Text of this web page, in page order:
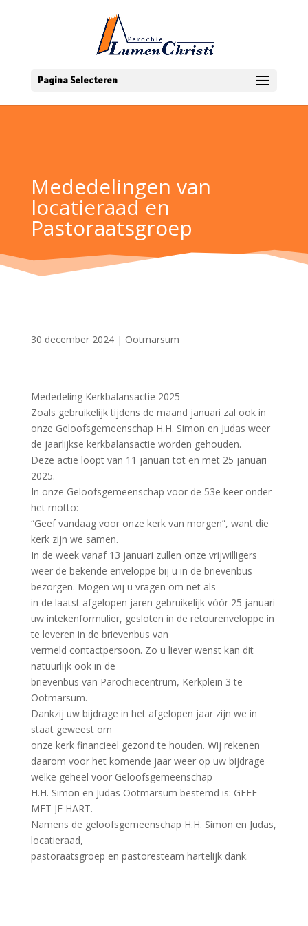
Pagina Selecteren
Mededelingen van
locatieraad en
Pastoraatsgroep
30 december 2024| Ootmarsum
Mededeling Kerkbalansactie 2025
Zoals gebruikelijk tijdens de maand januari zal ook in
onze Geloofsgemeenschap H.H. Simon en Judas weer
de jaarlijkse kerkbalansactie worden gehouden.
Deze actie loopt van 11 januari tot en met 25 januari
2025.
In onze Geloofsgemeenschap voor de 53e keer onder
het motto:
“Geef vandaag voor onze kerk van morgen”, want die
kerk zijn we samen.
In de week vanaf 13 januari zullen onze vrijwilligers
weer de bekende enveloppe bij u in de brievenbus
bezorgen. Mogen wij u vragen om net als
in de laatst afgelopen jaren gebruikelijk vóór 25 januari
uw intekenformulier, gesloten in de retourenveloppe in
te leveren in de brievenbus van
vermeld contactpersoon. Zo u liever wenst kan dit
natuurlijk ook in de
brievenbus van Parochiecentrum, Kerkplein 3 te
Ootmarsum.
Dankzij uw bijdrage in het afgelopen jaar zijn we in
staat geweest om
onze kerk financieel gezond te houden. Wij rekenen
daarom voor het komende jaar weer op uw bijdrage
welke geheel voor Geloofsgemeenschap
H.H. Simon en Judas Ootmarsum bestemd is: GEEF
MET JE HART.
Namens de geloofsgemeenschap H.H. Simon en Judas,
locatieraad,
pastoraatsgroep en pastoresteam hartelijk dank.